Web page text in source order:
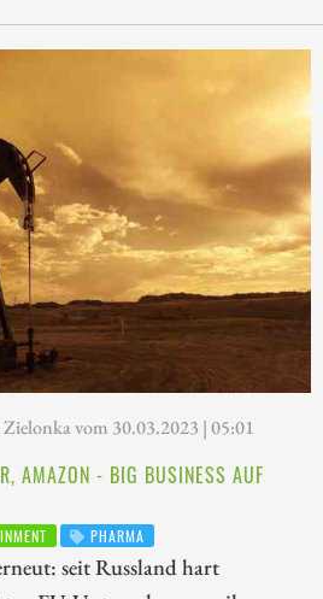
vom 30.03.2023 | 05:01
AMAZON - BIG BUSINESS AUF
PHARMA
seit Russland hart